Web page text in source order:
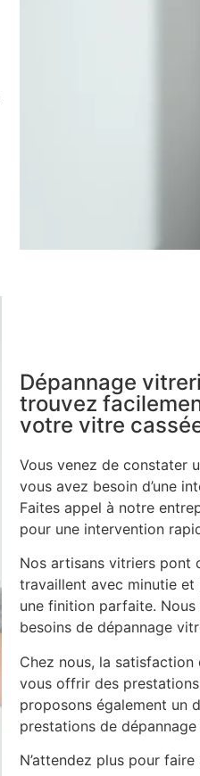
Dépannage
trouvez
votre vitre
Vous venez de constater
vous avez besoin d’une
Faites appel à notre
pour une intervention
Nos artisans vitriers pont
travaillent avec minutie
une finition parfaite.
besoins de dépannage
Chez nous, la
vous offrir des
proposons également un
prestations de
N’attendez plus pour